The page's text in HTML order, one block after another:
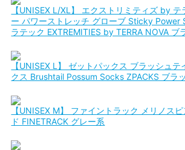
【UNISEX L/XL】 エクストリミティズ by
ー パワーストレッチ グローブ Sticky Power
ラテック EXTREMITIES by TERRA NOVA ブ
【UNISEX L】 ゼットパックス ブラッシュテ
クス Brushtail Possum Socks ZPACKS ブラ
【UNISEX M】 ファイントラック メリノス
ド FINETRACK グレー系